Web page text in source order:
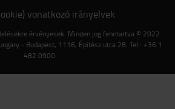
vonatkozó irányelvek
érvényesek. Minden jog fenntartva © 2022
- Budapest, 1116, Építész utca 28. Tel.: +36 1
482 0900